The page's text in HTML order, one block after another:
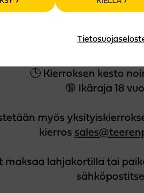
jossa
🕒 Kierroksen kesto
🔞 Ikäraja 18
myös
kierros
maksaa lahjakortilla tai